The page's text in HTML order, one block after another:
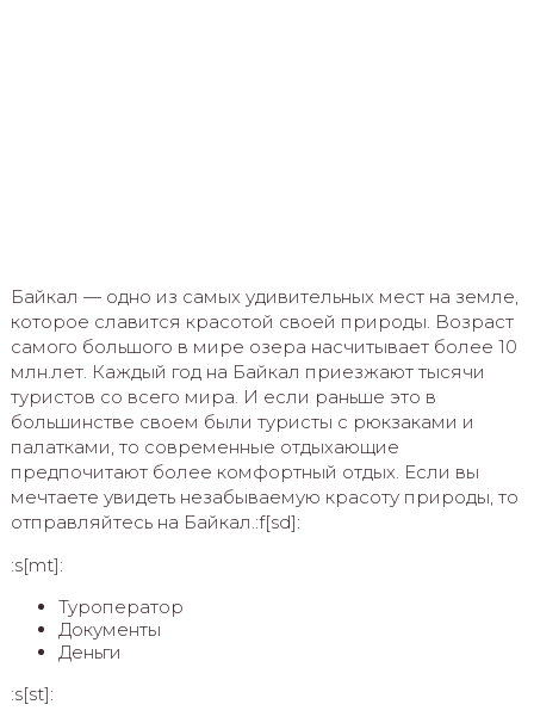
Байкал — одно из самых удивительных мест на земле,
которое славится красотой своей природы. Возраст
самого большого в мире озера насчитывает более 10
млн.лет. Каждый год на Байкал приезжают тысячи
туристов со всего мира. И если раньше это в
большинстве своем были туристы с рюкзаками и
палатками, то современные отдыхающие
предпочитают более комфортный отдых. Если вы
мечтаете увидеть незабываемую красоту природы, то
отправляйтесь на Байкал.:f[sd]:
:s[mt]:
Туроператор
Документы
Деньги
:s[st]: